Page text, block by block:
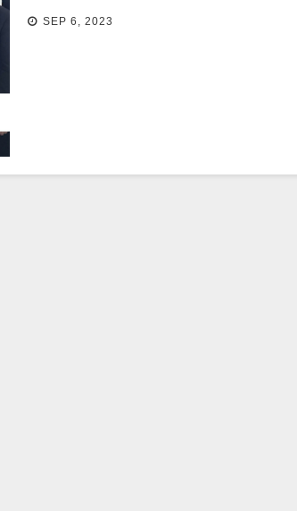
SEP 6, 2023